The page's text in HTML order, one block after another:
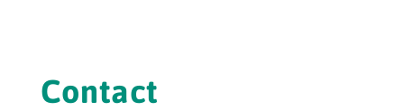
Contact